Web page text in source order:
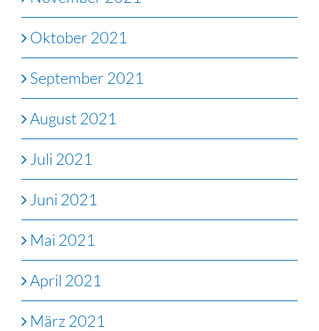
Oktober 2021
September 2021
August 2021
Juli 2021
Juni 2021
Mai 2021
April 2021
März 2021